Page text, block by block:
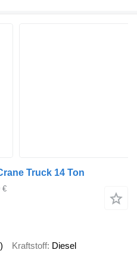
Truck 14 Ton
€
Kraftstoff Diesel